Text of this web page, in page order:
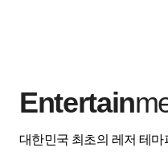
Entertain
대한민국 최초의 레저 테